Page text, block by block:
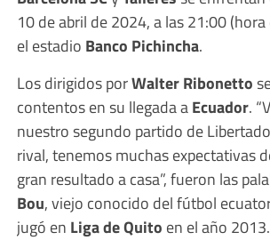
10 de abril de 2024, a las 21:00
el estadio Banco Pichincha.
Los dirigidos porWalter Ribonetto
contentos en su llegada aEcuador.
nuestro segundo partido de
rival, tenemos muchas expectativas
gran resultado a casa”, fueron las
Bou, viejo conocido del fútbol
jugó en Liga de Quito en el año 2013.